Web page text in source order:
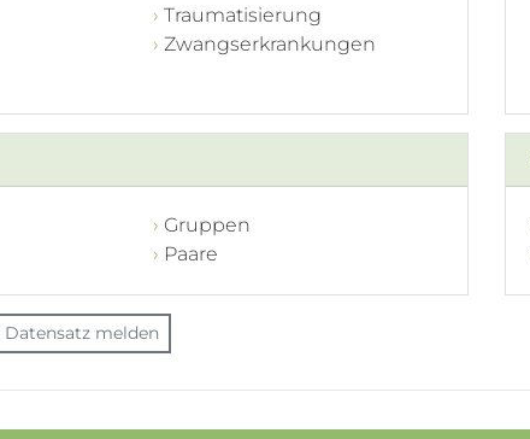
Traumatisierung
Zwangserkrankungen
Gruppen
Paare
melden